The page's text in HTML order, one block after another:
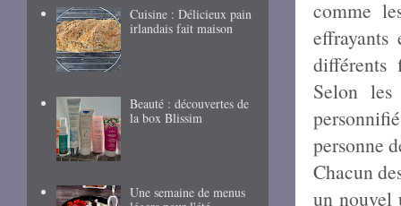
comme
différents
Selon
personne
Chacun
un nouvel
Cuisine : Délicieux pain
irlandais fait maison
Beauté : découvertes de
la box Blissim
Une semaine de menus